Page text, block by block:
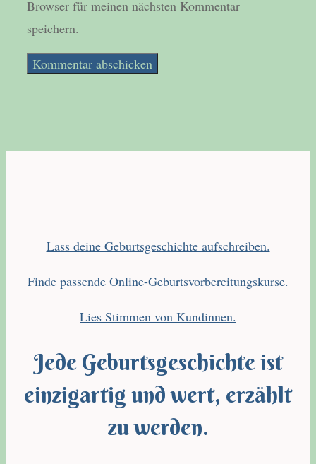
Browser für meinen nächsten Kommentar
speichern.
Lass deine Geburtsgeschichte aufschreiben.
Finde passende Online-Geburtsvorbereitungskurse.
Lies Stimmen von Kundinnen.
Jede Geburtsgeschichte ist
einzigartig und wert, erzählt
zu werden.